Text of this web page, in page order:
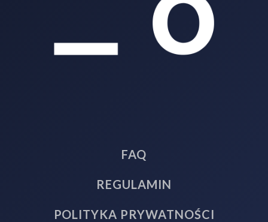
FAQ
REGULAMIN
POLITYKA PRYWATNOŚCI